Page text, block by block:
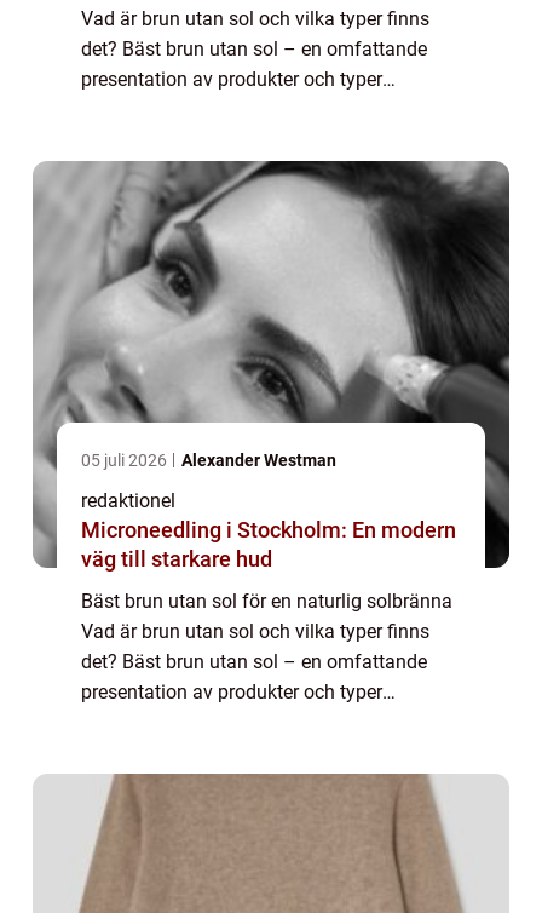
Vad är brun utan sol och vilka typer finns
det? Bäst brun utan sol – en omfattande
presentation av produkter och typer
05 juli 2026 Alexander Westman
redaktionel
Microneedling i Stockholm: En modern
väg till starkare hud
Bäst brun utan sol för en naturlig solbränna
Vad är brun utan sol och vilka typer finns
det? Bäst brun utan sol – en omfattande
presentation av produkter och typer
ut...